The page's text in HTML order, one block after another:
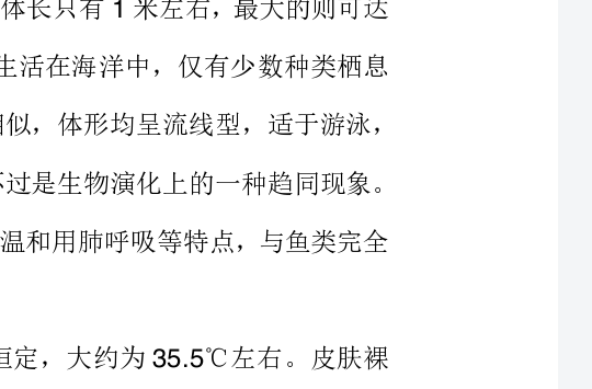
所以俗称为鲸鱼，但这种相似只不过是生物演化上的一种趋同现象。
因为鲸类动物具有胎生、哺乳、恒温和用肺呼吸等特点，与鱼类完全
出，没有体毛，仅吻部具有少许刚毛，没有汗腺和皮脂腺。皮下的脂
肪很厚，可以保持体温并且减轻身体在水中的比重。头骨发达，但脑